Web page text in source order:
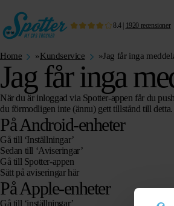
8.4| 1920 recensioner
Home »Kundservice »Jag får inga
Jag får inga
När du är inloggad via Spotter-appen får du
du förmodligen inte (ännu) gett tillstånd till
På Android-enheter
Gå till ‘Inställningar’
Sedan till ‘Aviseringar’
Gå till Spotter-appen
Sätt på aviseringar här
På Apple-enheter
Gå till ‘inställningar’